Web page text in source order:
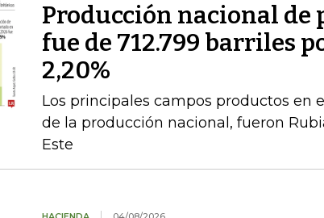
Producción nacional de
fue de 712.799 barriles
2,20%
Los principales campos productos en
de la producción nacional, fueron
Este